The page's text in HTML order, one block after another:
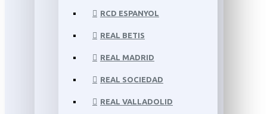
RCD ESPANYOL
REAL BETIS
REAL MADRID
REAL SOCIEDAD
REAL VALLADOLID